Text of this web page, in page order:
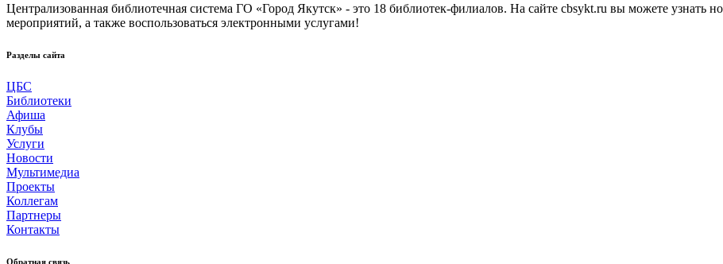
Централизованная библиотечная система ГО «Город Якутск» - это 18 библиотек-филиалов. На сайте cbsykt.ru вы можете узнать
мероприятий, а также воспользоваться электронными услугами!
Разделы сайта
ЦБС
Библиотеки
Афиша
Клубы
Услуги
Новости
Мультимедиа
Проекты
Коллегам
Партнеры
Контакты
Обратная связь